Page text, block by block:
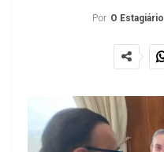
Por O Estagiário